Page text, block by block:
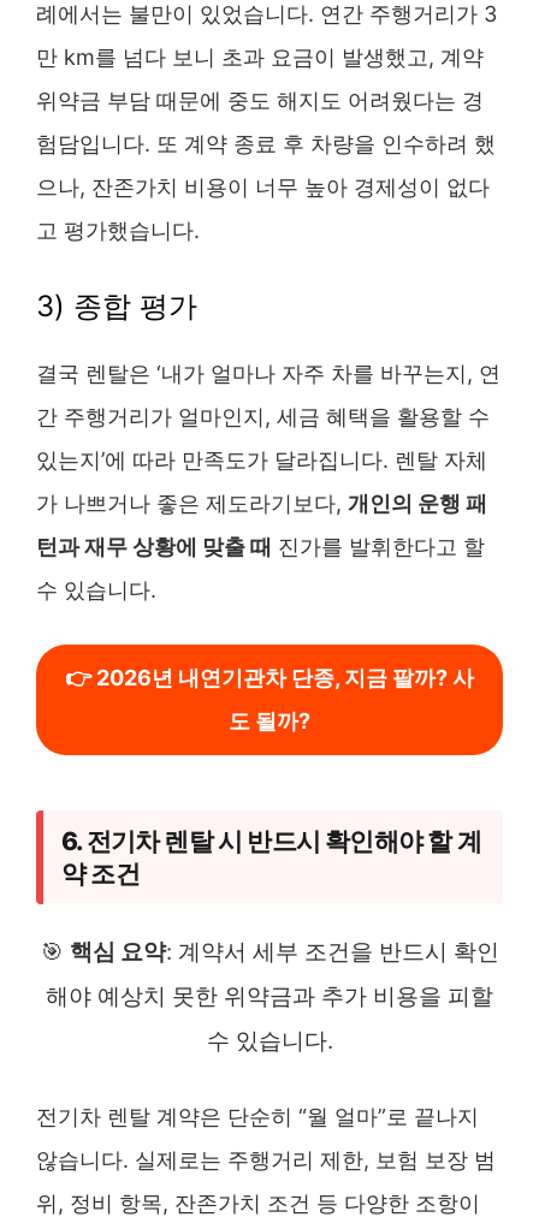
례에서는 불만이 있었습니다. 연간 주행거리가 3
만 km를 넘다 보니 초과 요금이 발생했고, 계약
위약금 부담 때문에 중도 해지도 어려웠다는 경
험담입니다. 또 계약 종료 후 차량을 인수하려 했
으나, 잔존가치 비용이 너무 높아 경제성이 없다
고 평가했습니다.
3) 종합 평가
결국 렌탈은 ‘내가 얼마나 자주 차를 바꾸는지, 연
간 주행거리가 얼마인지, 세금 혜택을 활용할 수
있는지’에 따라 만족도가 달라집니다. 렌탈 자체
가 나쁘거나 좋은 제도라기보다, 개인의 운행 패
턴과 재무 상황에 맞출 때 진가를 발휘한다고 할
수 있습니다.
👉 2026년 내연기관차 단종, 지금 팔까? 사
도 될까?
6. 전기차 렌탈 시 반드시 확인해야 할 계
약 조건
🎯 핵심 요약: 계약서 세부 조건을 반드시 확인
해야 예상치 못한 위약금과 추가 비용을 피할
수 있습니다.
전기차 렌탈 계약은 단순히 “월 얼마”로 끝나지
않습니다. 실제로는 주행거리 제한, 보험 보장 범
위, 정비 항목, 잔존가치 조건 등 다양한 조항이